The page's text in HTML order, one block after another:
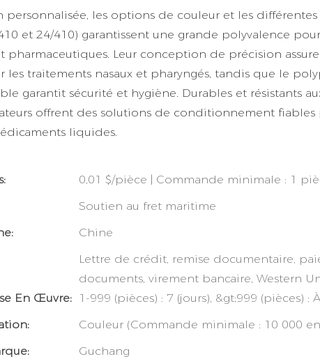
personnalisée, les options de couleur et les
et 24/410) garantissent une grande polyvalence
pharmaceutiques. Leur conception de précision
les traitements nasaux et pharyngés, tandis que le
garantit sécurité et hygiène. Durables et résistants
offrent des solutions de conditionnement
liquides.
0,01 $/pièce | Commande minimale : 1
Soutien au fret maritime
Chine
Lettre de crédit, remise documentaire,
documents, virement bancaire, Western
En Œuvre:
1-999 (pièces) : 7 (jours), &gt;999 (pièces) :
Couleur (Commande minimale : 10 000
Guchang